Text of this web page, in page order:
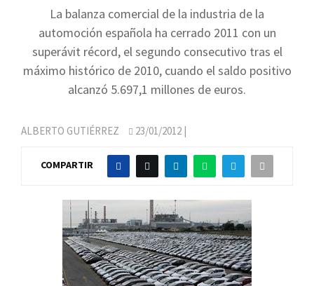
La balanza comercial de la industria de la
automoción española ha cerrado 2011 con un
superávit récord, el segundo consecutivo tras el
máximo histórico de 2010, cuando el saldo positivo
alcanzó 5.697,1 millones de euros.
ALBERTO GUTIÉRREZ 23/01/2012 |
COMPARTIR